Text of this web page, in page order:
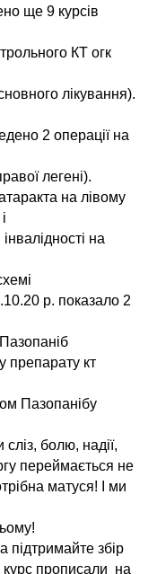
ще 9 курсів
КТ огк
лікування).
2 операції на
легені).
на лівому
на
р. показало 2
препарату кт
Пазопанібу
болю, надії,
переймається не
матуся! І ми
підтримайте збір
курс прописали на